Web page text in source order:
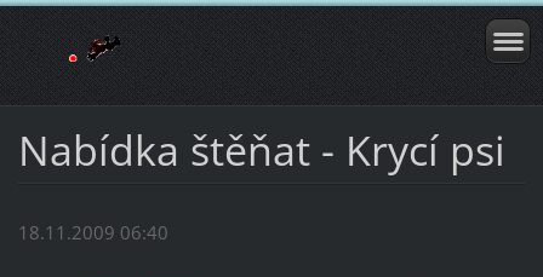
Nabídka štěňat - Krycí psi
18.11.2009 06:40